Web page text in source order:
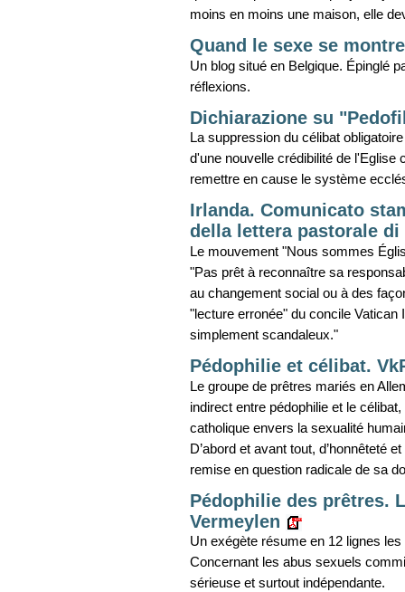
moins en moins une maison, elle
Quand le sexe se
Un blog situé en Belgique. Épinglé
réflexions.
Dichiarazione su
La suppression du célibat
d'une nouvelle crédibilité de l'Eglise
remettre en cause le système
Irlanda. Comunicato
della lettera pastorale di
Le mouvement "Nous sommes
"Pas prêt à reconnaître sa
au changement social ou à des
"lecture erronée" du concile Vatican
simplement scandaleux."
Pédophilie et célibat.
Le groupe de prêtres mariés en
indirect entre pédophilie et le
catholique envers la sexualité
D’abord et avant tout, d’honnêteté
remise en question radicale de sa
Pédophilie des prêtres.
Vermeylen
Un exégète résume en 12 lignes
Concernant les abus sexuels
sérieuse et surtout indépendante.